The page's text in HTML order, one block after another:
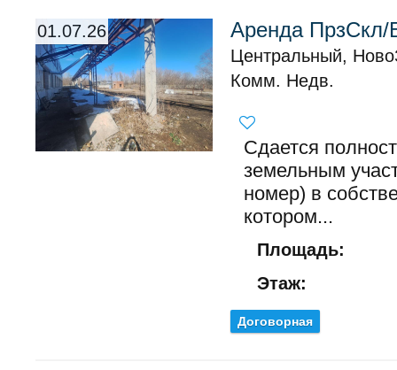
01.07.26 Аренда ПрзСкл/
Центральный,
Комм. Недв.
Сдается
земельным
номер) в
котором...
Площадь:
Этаж:
Договорная